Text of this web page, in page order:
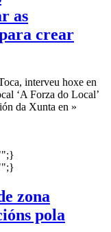
as
crear
interveu hoxe en
‘A Forza do Local’
da Xunta en »
zona
pola